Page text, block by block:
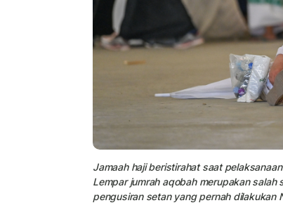
Jamaah haji beristirahat saat
Lempar jumrah aqobah merupakan
pengusiran setan yang pernah dilakukan